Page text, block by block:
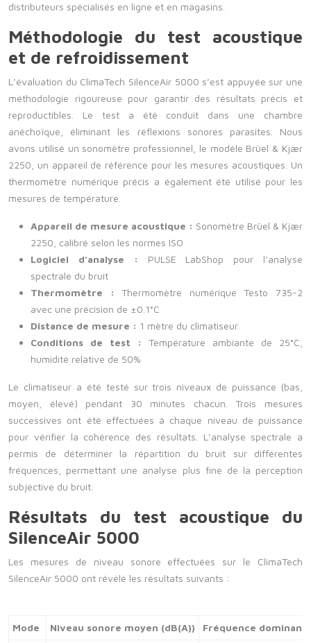
distributeurs spécialisés en ligne et en magasins.
Méthodologie du test acoustique
et de refroidissement
L’évaluation du ClimaTech SilenceAir 5000 s’est appuyée sur une
méthodologie rigoureuse pour garantir des résultats précis et
reproductibles. Le test a été conduit dans une chambre
anéchoïque, éliminant les réflexions sonores parasites. Nous
avons utilisé un sonomètre professionnel, le modèle Brüel & Kjær
2250, un appareil de référence pour les mesures acoustiques. Un
thermomètre numérique précis a également été utilisé pour les
mesures de température.
Appareil de mesure acoustique : Sonomètre Brüel & Kjær
2250, calibré selon les normes ISO
Logiciel d’analyse : PULSE LabShop pour l’analyse
spectrale du bruit
Thermomètre :Thermomètre numérique Testo 735-2
avec une précision de ±0.1°C
Distance de mesure : 1 mètre du climatiseur
Conditions de test : Température ambiante de 25°C,
humidité relative de 50%
Le climatiseur a été testé sur trois niveaux de puissance (bas,
moyen, élevé) pendant 30 minutes chacun. Trois mesures
successives ont été effectuées à chaque niveau de puissance
pour vérifier la cohérence des résultats. L’analyse spectrale a
permis de déterminer la répartition du bruit sur différentes
fréquences, permettant une analyse plus fine de la perception
subjective du bruit.
Résultats du test acoustique du
SilenceAir 5000
Les mesures de niveau sonore effectuées sur le ClimaTech
SilenceAir 5000 ont révélé les résultats suivants :
Mode Niveau sonore moyen (dB(A)) Fréquence